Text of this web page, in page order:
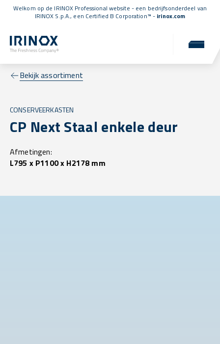
Welkom op de IRINOX Professional website - een bedrijfsonderdeel van
IRINOX S.p.A., een Certified B Corporation™ - irinox.com
Bekijk assortiment
CONSERVEERKASTEN
CP Next Staal enkele deur
Afmetingen:
L795 x P1100 x H2178 mm